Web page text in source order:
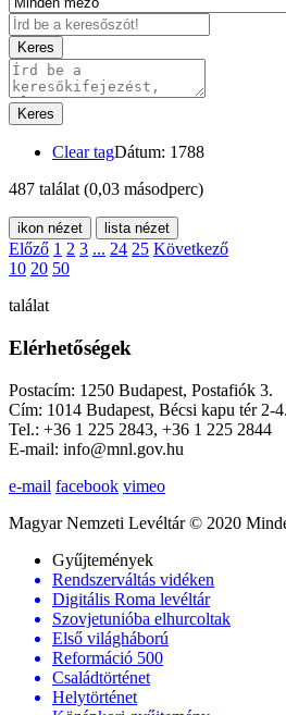
Keres
Keres
Clear tagDátum: 1788
487 találat (0,03 másodperc)
ikon nézet lista nézet
Előző 1 2 3 ... 24 25 Következő
10 20 50
találat
Elérhetőségek
Postacím: 1250 Budapest, Postafiók 3.
Cím: 1014 Budapest, Bécsi kapu tér 2-4.
Tel.: +36 1 225 2843, +36 1 225 2844
E-mail: info@mnl.gov.hu
e-mail facebook vimeo
Magyar Nemzeti Levéltár © 2020
Gyűjtemények
Rendszerváltás vidéken
Digitális Roma levéltár
Szovjetunióba elhurcoltak
Első világháború
Reformáció 500
Családtörténet
Helytörténet